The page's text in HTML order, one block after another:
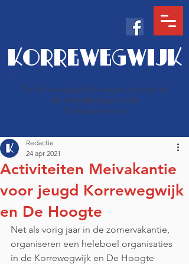
KORREWEGWIJK
De Korrewegwijk Groningen bestaat uit
de Indische buurt & de
Professorenbuurt
Activiteiten Meivakantie
voor jeugd Korrewegwijk
en De Hoogte
Redactie
24 apr 2021
Net als vorig jaar in de zomervakantie,
organiseren een heleboel organisaties
in de Korrewegwijk en De Hoogte